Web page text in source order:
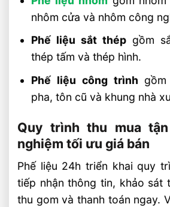
nhôm cửa và nhôm công
Phế liệu sắt thépgồm
thép tấm và thép hình.
Phế liệu công trình
pha, tôn cũ và khung nhà
Quy trình thu mua
nghiệm tối ưu giá bán
Phế liệu 24h triển khai quy
tiếp nhận thông tin, khảo sát
thu gom và thanh toán ngay.